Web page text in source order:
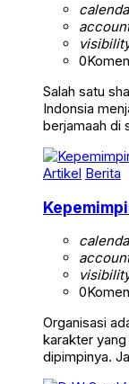
0
Salah satu
Indonsia
berjamaah di
Artikel Berita
0
Organisasi
karakter
dipimpinya.